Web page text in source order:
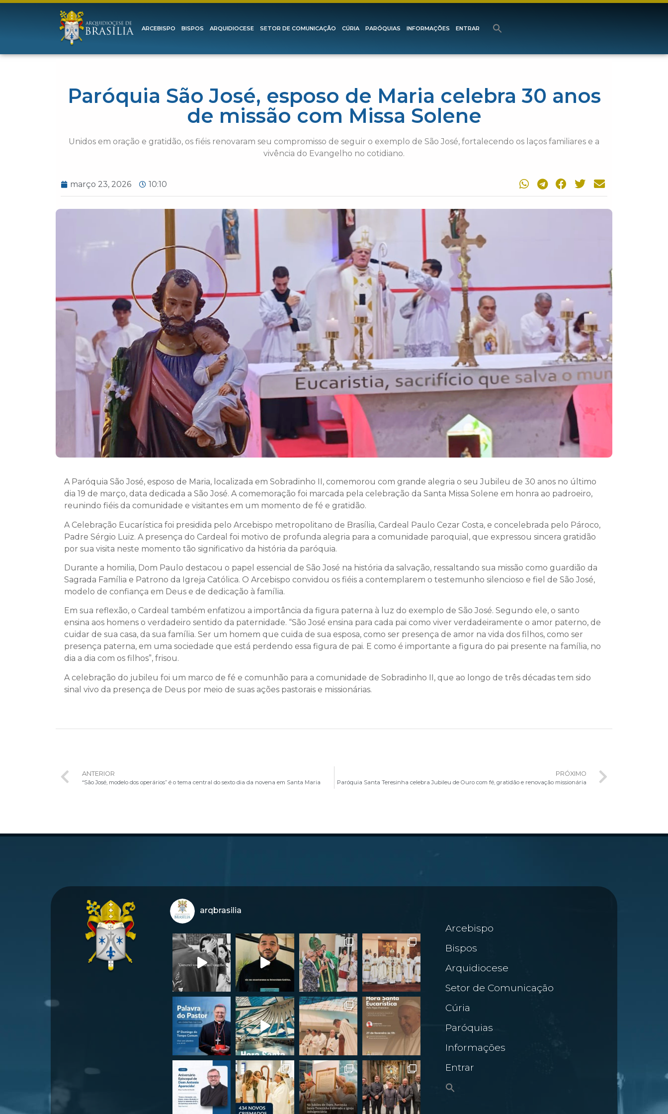
ARCEBISPO BISPOS ARQUIDIOCESE SETOR DE COMUNICAÇÃO CÚRIA PARÓQUIAS INFORMAÇÕES ENTRAR
Paróquia São José, esposo de Maria celebra 30 anos
de missão com Missa Solene
Unidos em oração e gratidão, os fiéis renovaram seu compromisso de seguir o exemplo de São José, fortalecendo os laços familiares e a
vivência do Evangelho no cotidiano.
março 23, 2026 10:10
A Paróquia São José, esposo de Maria, localizada em Sobradinho II, comemorou com grande alegria o seu Jubileu de 30 anos no último
dia 19 de março, data dedicada a São José. A comemoração foi marcada pela celebração da Santa Missa Solene em honra ao padroeiro,
reunindo fiéis da comunidade e visitantes em um momento de fé e gratidão.
A Celebração Eucarística foi presidida pelo Arcebispo metropolitano de Brasília, Cardeal Paulo Cezar Costa, e concelebrada pelo Pároco,
Padre Sérgio Luiz. A presença do Cardeal foi motivo de profunda alegria para a comunidade paroquial, que expressou sincera gratidão
por sua visita neste momento tão significativo da história da paróquia.
Durante a homilia, Dom Paulo destacou o papel essencial de São José na história da salvação, ressaltando sua missão como guardião da
Sagrada Família e Patrono da Igreja Católica. O Arcebispo convidou os fiéis a contemplarem o testemunho silencioso e fiel de São José,
modelo de confiança em Deus e de dedicação à família.
Em sua reflexão, o Cardeal também enfatizou a importância da figura paterna à luz do exemplo de São José. Segundo ele, o santo
ensina aos homens o verdadeiro sentido da paternidade. “São José ensina para cada pai como viver verdadeiramente o amor paterno, de
cuidar de sua casa, da sua família. Ser um homem que cuida de sua esposa, como ser presença de amor na vida dos filhos, como ser
presença paterna, em uma sociedade que está perdendo essa figura de pai. E como é importante a figura do pai presente na família, no
dia a dia com os filhos”, frisou.
A celebração do jubileu foi um marco de fé e comunhão para a comunidade de Sobradinho II, que ao longo de três décadas tem sido
sinal vivo da presença de Deus por meio de suas ações pastorais e missionárias.
ANTERIOR
“São José, modelo dos operários” é o tema central do sexto dia da novena em Santa Maria
PRÓXIMO
Paróquia Santa Teresinha celebra Jubileu de Ouro com fé, gratidão e renovação missionária
arqbrasilia
Arcebispo
Bispos
Arquidiocese
Setor de Comunicação
Cúria
Paróquias
Informações
Entrar